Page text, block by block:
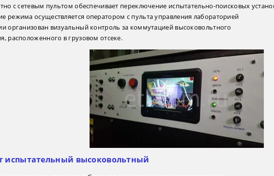
с сетевым пультом обеспечивает переключение испытательно-поисковых
режима осуществляется оператором с пульта управления лабораторией
организован визуальный контроль за коммутацией высоковольтного
расположенного в грузовом отсеке.
испытательный высоковольтный